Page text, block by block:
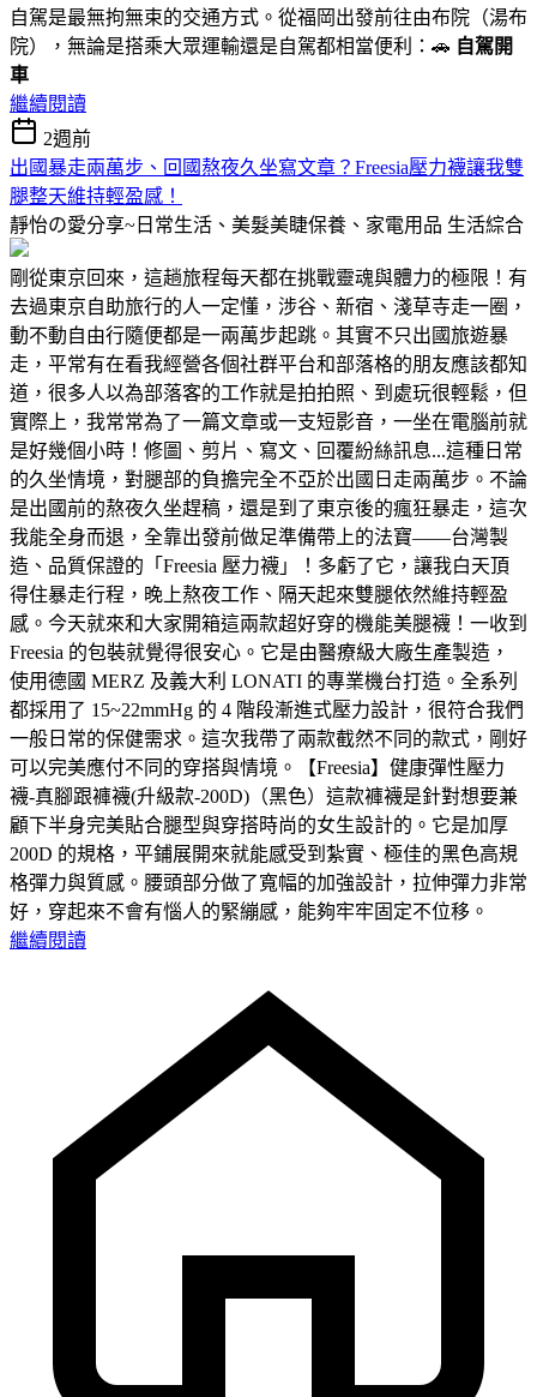
自駕是最無拘無束的交通方式。從福岡出發前往由布院（湯布
院），無論是搭乘大眾運輸還是自駕都相當便利：🚗 自駕開
車
繼續閱讀
2週前
出國暴走兩萬步、回國熬夜久坐寫文章？Freesia壓力襪讓我雙
腿整天維持輕盈感！
靜怡の愛分享~日常生活、美髮美睫保養、家電用品 生活綜合
剛從東京回來，這趟旅程每天都在挑戰靈魂與體力的極限！有
去過東京自助旅行的人一定懂，涉谷、新宿、淺草寺走一圈，
動不動自由行隨便都是一兩萬步起跳。其實不只出國旅遊暴
走，平常有在看我經營各個社群平台和部落格的朋友應該都知
道，很多人以為部落客的工作就是拍拍照、到處玩很輕鬆，但
實際上，我常常為了一篇文章或一支短影音，一坐在電腦前就
是好幾個小時！修圖、剪片、寫文、回覆紛絲訊息...這種日常
的久坐情境，對腿部的負擔完全不亞於出國日走兩萬步。不論
是出國前的熬夜久坐趕稿，還是到了東京後的瘋狂暴走，這次
我能全身而退，全靠出發前做足準備帶上的法寶——台灣製
造、品質保證的「Freesia 壓力襪」！多虧了它，讓我白天頂
得住暴走行程，晚上熬夜工作、隔天起來雙腿依然維持輕盈
感。今天就來和大家開箱這兩款超好穿的機能美腿襪！一收到
Freesia 的包裝就覺得很安心。它是由醫療級大廠生產製造，
使用德國 MERZ 及義大利 LONATI 的專業機台打造。全系列
都採用了 15~22mmHg 的 4 階段漸進式壓力設計，很符合我們
一般日常的保健需求。這次我帶了兩款截然不同的款式，剛好
可以完美應付不同的穿搭與情境。【Freesia】健康彈性壓力
襪-真腳跟褲襪(升級款-200D)（黑色）這款褲襪是針對想要兼
顧下半身完美貼合腿型與穿搭時尚的女生設計的。它是加厚
200D 的規格，平鋪展開來就能感受到紮實、極佳的黑色高規
格彈力與質感。腰頭部分做了寬幅的加強設計，拉伸彈力非常
好，穿起來不會有惱人的緊繃感，能夠牢牢固定不位移。
繼續閱讀